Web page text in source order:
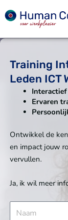
to
Training
Leden ICT
Ervaren
Ontwikkel de
en impact jouw
vervullen.
Ja, ik wil meer